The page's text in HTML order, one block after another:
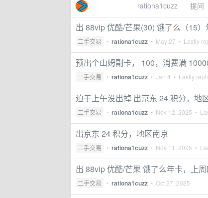
rationa1cuzz 提问
出 88vip 优酷/芒果(30) 饿了么（15
二手交易 • rationa1cuzz • May 27 • Lastly
预出个山姆副卡， 100，消费满
二手交易 • rationa1cuzz • Jan 4 • Lastly
迫于上午没出掉 出京东 24 积分，地
二手交易 • rationa1cuzz • Nov 12, 2025 •
出京东 24 积分，地区南京
二手交易 • rationa1cuzz • Nov 11, 2025 •
出 88vip 优酷/芒果 饿了么年卡，上
二手交易 • rationa1cuzz • Oct 27, 2025